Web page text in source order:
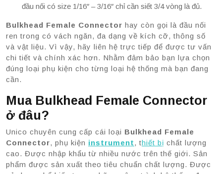
đầu nối có size 1/16″ – 3/16″ chỉ cần siết 3/4 vòng là đủ.
Bulkhead Female Connector hay còn gọi là đầu nối
ren trong có vách ngăn, đa dạng về kích cỡ, thông số
và vật liệu. Vì vậy, hãy liên hệ trực tiếp để được tư vấn
chi tiết và chính xác hơn. Nhằm đảm bảo bạn lựa chọn
đúng loại phụ kiện cho từng loại hệ thống mà bạn đang
cần.
Mua Bulkhead Female Connector
ở đâu?
Unico chuyên cung cấp cái loại Bulkhead Female
Connector, phụ kiện instrument, thiết bị chất lượng
cao. Được nhập khẩu từ nhiều nước trên thế giới. Sản
phẩm được sản xuất theo tiêu chuẩn chất lượng. Được